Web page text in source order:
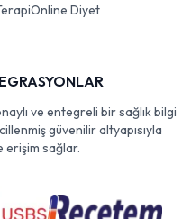
Online Diyet
ve entegreli bir sağlık bilgi
güvenilir altyapısıyla
erişim sağlar.